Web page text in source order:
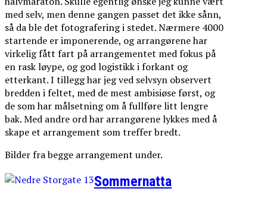
med selv, men denne gangen passet det ikke sånn,
så da ble det fotografering i stedet. Nærmere 4000
startende er imponerende, og arrangørene har
virkelig fått fart på arrangementet med fokus på
en rask løype, og god logistikk i forkant og
etterkant. I tillegg har jeg ved selvsyn observert
bredden i feltet, med de mest ambisiøse først, og
de som har målsetning om å fullføre litt lengre
bak. Med andre ord har arrangørene lykkes med å
skape et arrangement som treffer bredt.
Bilder fra begge arrangement under.
Sommernatta